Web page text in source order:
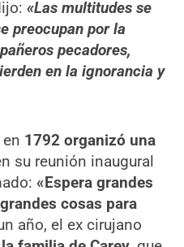
«Las multitudes se
preocupan por la
pecadores,
en la ignorancia y
1792 organizó una
su reunión inaugural
«Espera grandes
cosas para
año, el ex cirujano